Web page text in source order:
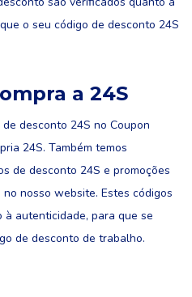
o seu código de desconto 24S
a 24S
desconto 24S no Coupon
24S. Também temos
de desconto 24S e promoções
nosso website. Estes códigos
autenticidade, para que se
de desconto de trabalho.